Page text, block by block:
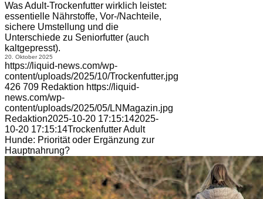
Was Adult-Trockenfutter wirklich leistet:
essentielle Nährstoffe, Vor-/Nachteile,
sichere Umstellung und die
Unterschiede zu Seniorfutter (auch
kaltgepresst).
20. Oktober 2025
https://liquid-news.com/wp-
content/uploads/2025/10/Trockenfutter.jpg
426 709 Redaktion https://liquid-
news.com/wp-
content/uploads/2025/05/LNMagazin.jpg
Redaktion2025-10-20 17:15:142025-
10-20 17:15:14Trockenfutter Adult
Hunde: Priorität oder Ergänzung zur
Hauptnahrung?